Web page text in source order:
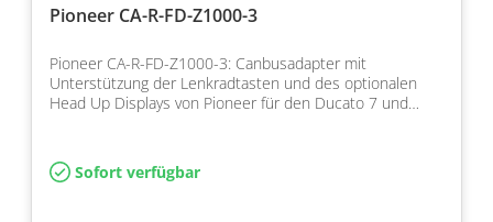
Pioneer CA-R-FD-Z1000-3
Pioneer CA-R-FD-Z1000-3: Canbusadapter mit
Unterstützung der Lenkradtasten und des optionalen
Head Up Displays von Pioneer für den Ducato 7 und
Sofort verfügbar